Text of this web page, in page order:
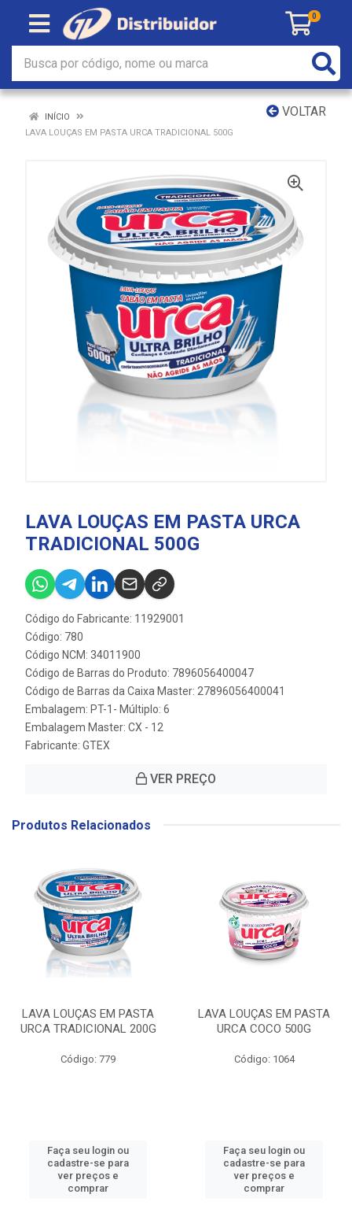
0
VOLTAR
INÍCIO
LAVA LOUÇAS EM PASTA URCA TRADICIONAL 500G
LAVA LOUÇAS EM PASTA URCA
TRADICIONAL 500G
Código do Fabricante: 11929001
Código: 780
Código NCM: 34011900
Código de Barras do Produto: 7896056400047
Código de Barras da Caixa Master: 27896056400041
Embalagem: PT-1- Múltiplo: 6
Embalagem Master: CX - 12
Fabricante: GTEX
VER PREÇO
Produtos Relacionados
LAVA LOUÇAS EM PASTA
URCA TRADICIONAL 200G
Código: 779
Faça seu login ou
cadastre-se para
ver preços e
comprar
LAVA LOUÇAS EM PASTA
URCA COCO 500G
Código: 1064
Faça seu login ou
cadastre-se para
ver preços e
comprar